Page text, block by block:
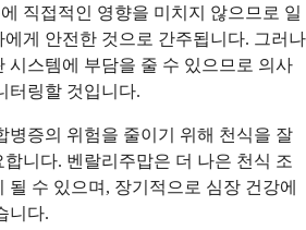
직접적인 영향을 미치지 않으므로 일
게 안전한 것으로 간주됩니다. 그러나
시스템에 부담을 줄 수 있으므로 의사
터링할 것입니다.
병증의 위험을 줄이기 위해 천식을 잘
니다. 벤랄리주맙은 더 나은 천식 조
될 수 있으며, 장기적으로 심장 건강에
니다.